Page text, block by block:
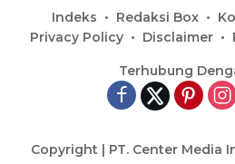
Indeks Redaksi Box
Privacy Policy
Disclaimer
Terhubung
Copyright | PT. Center Media